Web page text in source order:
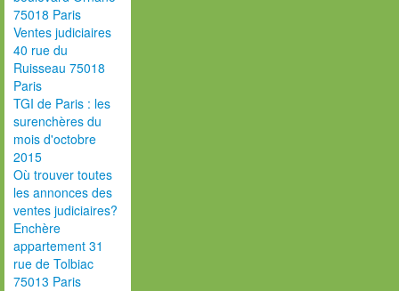
75018 Paris
Ventes judiciaires
40 rue du
Ruisseau 75018
Paris
TGI de Paris : les
surenchères du
mois d'octobre
2015
Où trouver toutes
les annonces des
ventes judiciaires?
Enchère
appartement 31
rue de Tolbiac
75013 Paris